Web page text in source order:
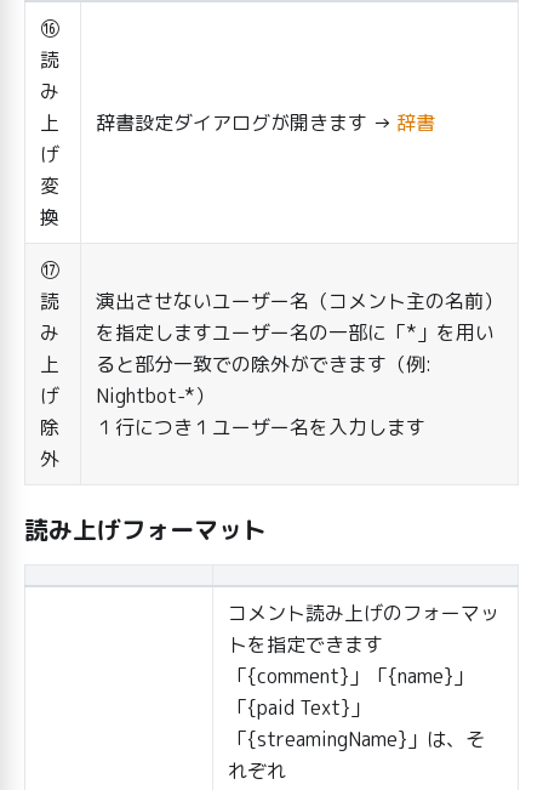
⑯
読
み
上
げ
変
換
辞書設定ダイアログが開きます → 辞書
⑰
読
み
上
げ
除
外
演出させないユーザー名（コメント主の名前）
を指定しますユーザー名の一部に「*」を用い
ると部分一致での除外ができます（例:
Nightbot-*）
１行につき１ユーザー名を入力します
読み上げフォーマット
コメント読み上げのフォーマッ
トを指定できます
「{comment}」「{name}」
「{paid Text}」
「{streamingName}」は、そ
れぞれ